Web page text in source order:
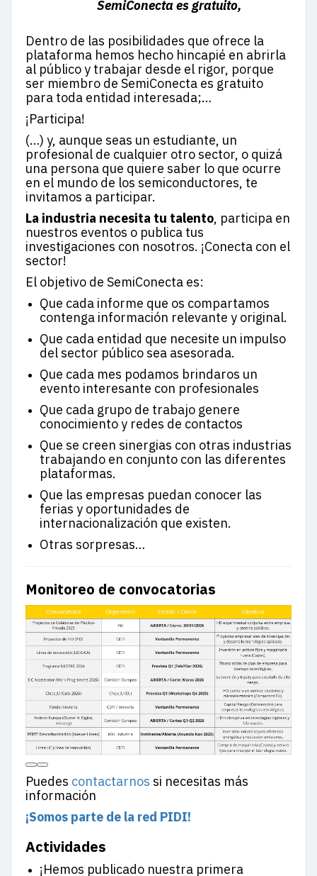
SemiConecta es gratuito,
Dentro de las posibilidades que ofrece la
plataforma hemos hecho hincapié en abrirla
al público y trabajar desde el rigor, porque
ser miembro de SemiConecta es gratuito
para toda entidad interesada;…
¡Participa!
(…) y, aunque seas un estudiante, un
profesional de cualquier otro sector, o quizá
una persona que quiere saber lo que ocurre
en el mundo de los semiconductores, te
invitamos a participar.
La industria necesita tu talento, participa en
nuestros eventos o publica tus
investigaciones con nosotros. ¡Conecta con el
sector!
El objetivo de SemiConecta es:
Que cada informe que os compartamos
contenga información relevante y original.
Que cada entidad que necesite un impulso
del sector público sea asesorada.
Que cada mes podamos brindaros un
evento interesante con profesionales
Que cada grupo de trabajo genere
conocimiento y redes de contactos
Que se creen sinergias con otras industrias
trabajando en conjunto con las diferentes
plataformas.
Que las empresas puedan conocer las
ferias y oportunidades de
internacionalización que existen.
Otras sorpresas…
Monitoreo de convocatorias
Puedes contactarnos si necesitas más
información
¡Somos parte de la red PIDI!
Actividades
¡Hemos publicado nuestra primera